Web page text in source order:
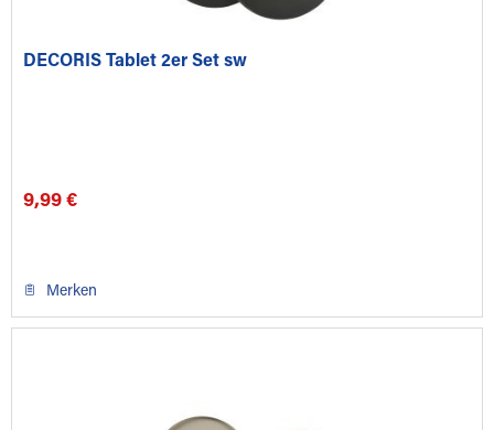
DECORIS Tablet 2er Set sw
9,99 €
Merken